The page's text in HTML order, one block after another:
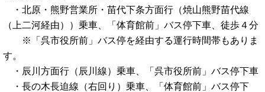
・北原・熊野営業所・苗代下条方面行（焼山熊野苗代線
（上二河経由））乗車、「体育館前」バス停下車、徒歩４分
※「呉市役所前」バス停を経由する運行時間帯もありま
す。
・辰川方面行（辰川線）乗車、「呉市役所前」バス停下車
・長の木長迫線（右回り）乗車、「体育館前」バス停下